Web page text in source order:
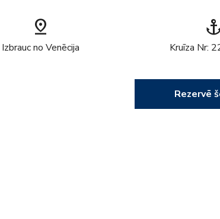
pin_drop
Izbrauc no Venēcija Kruīza Nr:
Rezervē